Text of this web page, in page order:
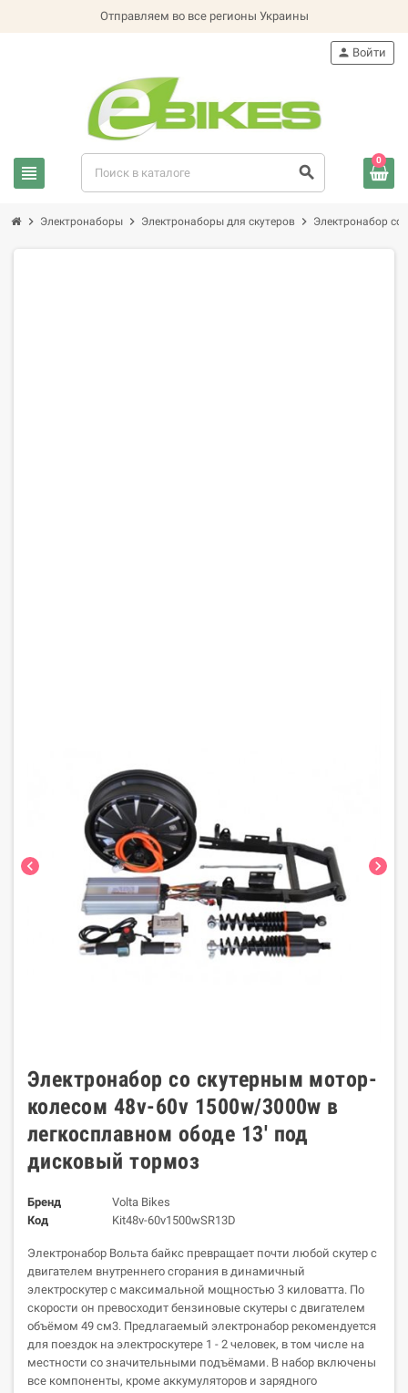
Отправляем во все регионы Украины
view_headline search
person Войти
0
chevron_right Электронаборы chevron_right Электронаборы для скутеров chevron_right Электронабор
chevron_left chevron_right
Электронабор со скутерным мотор-
колесом 48v-60v 1500w/3000w в
легкосплавном ободе 13' под
дисковый тормоз
Бренд
Volta Bikes
Код
Kit48v-60v1500wSR13D
Электронабор Вольта байкс превращает почти любой скутер с
двигателем внутреннего сгорания в динамичный
электроскутер с максимальной мощностью 3 киловатта. По
скорости он превосходит бензиновые скутеры с двигателем
объёмом 49 см3. Предлагаемый электронабор рекомендуется
для поездок на электроскутере 1 - 2 человек, в том числе на
местности со значительными подъёмами. В набор включены
все компоненты, кроме аккумуляторов и зарядного